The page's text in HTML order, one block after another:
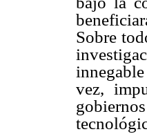
Sobre
vez,